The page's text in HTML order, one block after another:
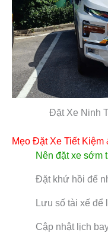
Đặt Xe Ninh
Mẹo Đặt Xe Tiết Kiệm
Nên đặt xe sớm
Đặt khứ hồi để
Lưu số tài xế để
Cập nhật lịch